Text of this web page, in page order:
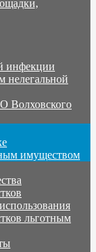
инфекции
нелегальной
Волховского
имуществом
льготным